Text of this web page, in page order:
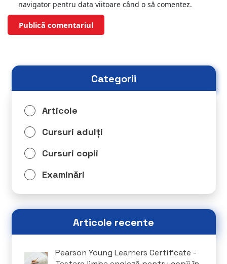
navigator pentru data viitoare când o să comentez.
Categorii
Articole
Cursuri adulți
Cursuri copii
Examinări
Articole recente
Pearson Young Learners Certificate -